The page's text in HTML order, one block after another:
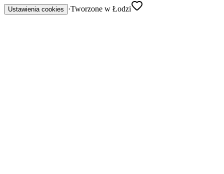
Ustawienia cookies ·Tworzone w Łodzi